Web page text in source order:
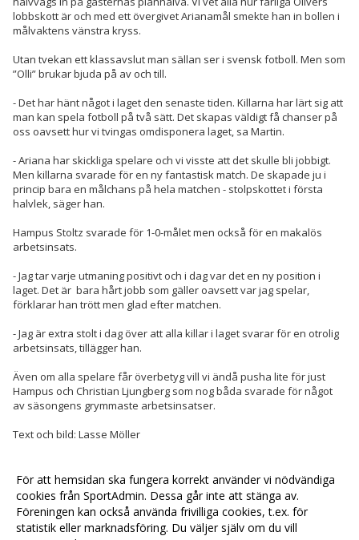
lobbskott är och med ett övergivet Arianamål smekte han in bollen i
målvaktens vänstra kryss.
Utan tvekan ett klassavslut man sällan ser i svensk fotboll. Men som
”Olli” brukar bjuda på av och till.
- Det har hänt något i laget den senaste tiden. Killarna har lärt sig att
man kan spela fotboll på två sätt. Det skapas väldigt få chanser på
oss oavsett hur vi tvingas omdisponera laget, sa Martin.
- Ariana har skickliga spelare och vi visste att det skulle bli jobbigt.
Men killarna svarade för en ny fantastisk match. De skapade ju i
princip bara en målchans på hela matchen - stolpskottet i första
halvlek, säger han.
Hampus Stoltz svarade för 1-0-målet men också för en makalös
arbetsinsats.
- Jag tar varje utmaning positivt och i dag var det en ny position i
laget. Det är bara hårt jobb som gäller oavsett var jag spelar,
förklarar han trött men glad efter matchen.
- Jag är extra stolt i dag över att alla killar i laget svarar för en otrolig
arbetsinsats, tillägger han.
Även om alla spelare får överbetyg vill vi ändå pusha lite för just
Hampus och Christian Ljungberg som nog båda svarade för något
av säsongens grymmaste arbetsinsatser.
Text och bild: Lasse Möller
<< Tillbaka
För att hemsidan ska fungera korrekt använder vi nödvändiga
cookies från SportAdmin. Dessa går inte att stänga av.
Föreningen kan också använda frivilliga cookies, t.ex. för
statistik eller marknadsföring. Du väljer själv om du vill